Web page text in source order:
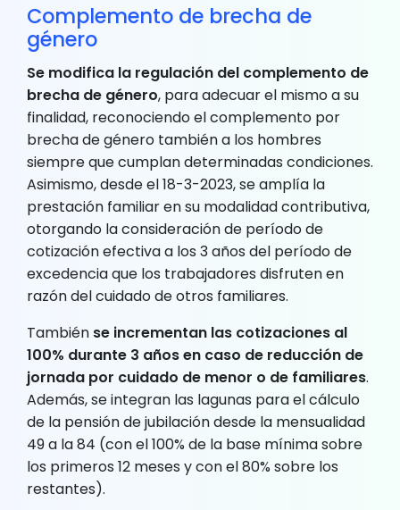
Complemento de brecha de
género
Se modifica la regulación del complemento de
brecha de género, para adecuar el mismo a su
finalidad, reconociendo el complemento por
brecha de género también a los hombres
siempre que cumplan determinadas condiciones.
Asimismo, desde el 18-3-2023, se amplía la
prestación familiar en su modalidad contributiva,
otorgando la consideración de período de
cotización efectiva a los 3 años del período de
excedencia que los trabajadores disfruten en
razón del cuidado de otros familiares.
También se incrementan las cotizaciones al
100% durante 3 años en caso de reducción de
jornada por cuidado de menor o de familiares.
Además, se integran las lagunas para el cálculo
de la pensión de jubilación desde la mensualidad
49 a la 84 (con el 100% de la base mínima sobre
los primeros 12 meses y con el 80% sobre los
restantes).